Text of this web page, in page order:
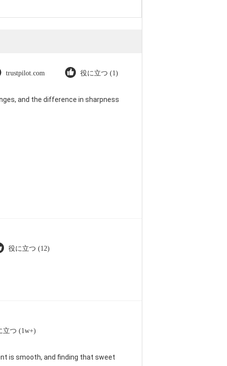
trustpilot.com 役に立つ (1)
and the difference in sharpness
役に立つ (12)
立つ (1w+)
is smooth, and finding that sweet